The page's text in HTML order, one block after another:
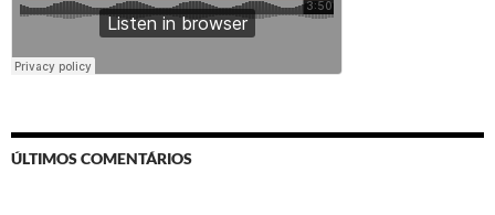
ÚLTIMOS COMENTÁRIOS